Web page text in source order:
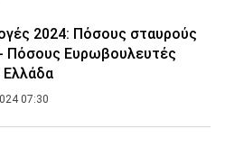
2024: Πόσους σταυρούς
Πόσους Ευρωβουλευτές
Ελλάδα
07:30